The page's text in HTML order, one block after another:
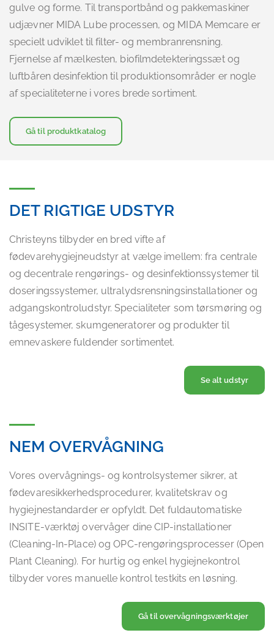
gulve og forme. Til transportbånd og pakkemaskiner
udjævner MIDA Lube processen, og MIDA Memcare er
specielt udviklet til filter- og membranrensning.
Fjernelse af mælkesten, biofilmdetekteringssæt og
luftbåren desinfektion til produktionsområder er nogle
af specialiteterne i vores brede sortiment.
Gå til produktkatalog
DET RIGTIGE UDSTYR
Christeyns tilbyder en bred vifte af
fødevarehygiejneudstyr at vælge imellem: fra centrale
og decentrale rengørings- og desinfektionssystemer til
doseringssystemer, ultralydsrensningsinstallationer og
adgangskontroludstyr. Specialiteter som tørsmøring og
tågesystemer, skumgeneratorer og produkter til
emnevaskere fuldender sortimentet.
Se alt udstyr
NEM OVERVÅGNING
Vores overvågnings- og kontrolsystemer sikrer, at
fødevaresikkerhedsprocedurer, kvalitetskrav og
hygiejnestandarder er opfyldt. Det fuldautomatiske
INSITE-værktøj overvåger dine CIP-installationer
(Cleaning-In-Place) og OPC-rengøringsprocesser (Open
Plant Cleaning). For hurtig og enkel hygiejnekontrol
tilbyder vores manuelle kontrol testkits en løsning.
Gå til overvågningsværktøjer